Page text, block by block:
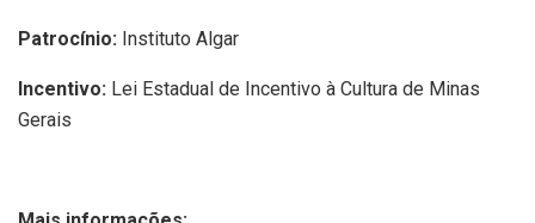
Patrocínio: Instituto Algar
Incentivo: Lei Estadual de Incentivo à Cultura de Minas
Gerais